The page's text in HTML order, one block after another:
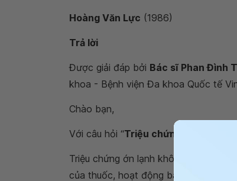
Hoàng Văn Lực (1986)
Trả lời
Được giải đáp bởi Bác sĩ Phan Đình
khoa - Bệnh viện Đa khoa Quốc tế
Chào bạn,
Với câu hỏi “Triệu chứng ớn lạnh
Triệu chứng ớn lạnh không kèm sốt
của thuốc, hoạt động ban ngày quá